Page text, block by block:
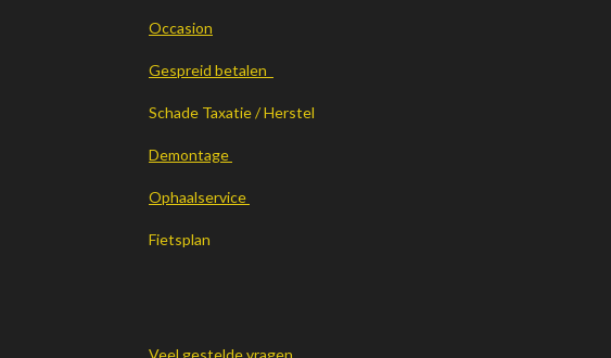
Occasion
Gespreid betalen
Schade Taxatie / Herstel
Demontage
Ophaalservice
Fietsplan
Veel gestelde vragen